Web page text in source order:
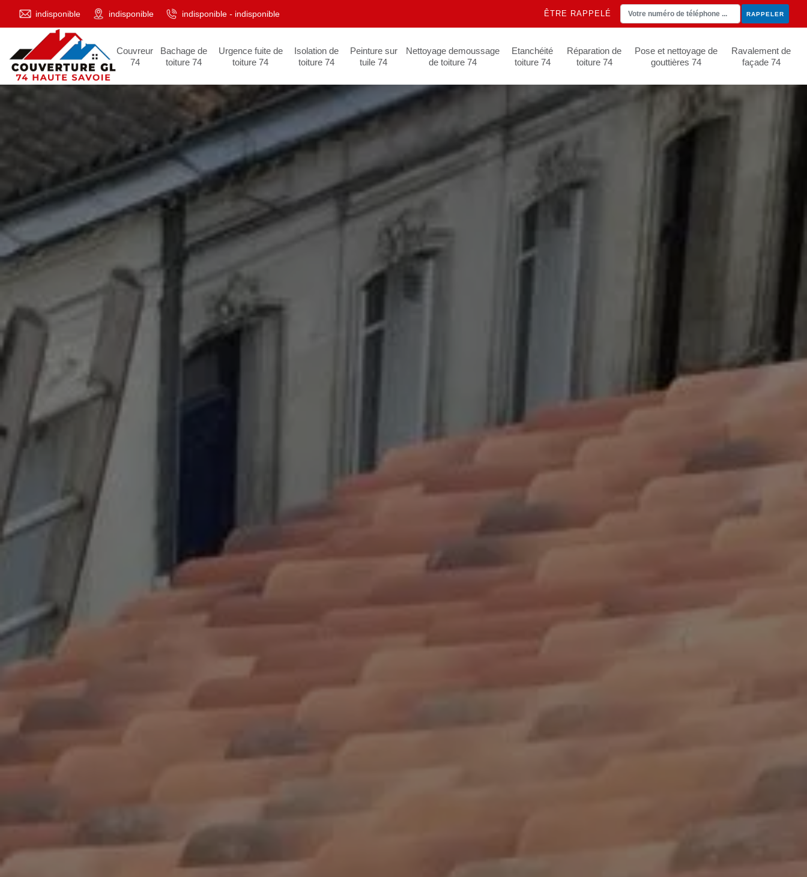
indisponible indisponible indisponible - indisponible ÊTRE RAPPELÉ
Couvreur
74
Bachage de
toiture 74
Urgence fuite de
toiture 74
Isolation de
toiture 74
Peinture sur
tuile 74
Nettoyage demoussage
de toiture 74
Etanchéité
toiture 74
Réparation de
toiture 74
Pose et nettoyage de
gouttières 74
Ravalement de
façade 74